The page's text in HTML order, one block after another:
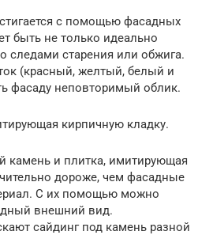
с помощью фасадных
быть не только идеально
следами старения или обжига.
(красный, желтый, белый и
фасаду неповторимый облик.
кирпичную кладку.
камень и плитка, имитирующая
дороже, чем фасадные
С их помощью можно
внешний вид.
сайдинг под камень разной